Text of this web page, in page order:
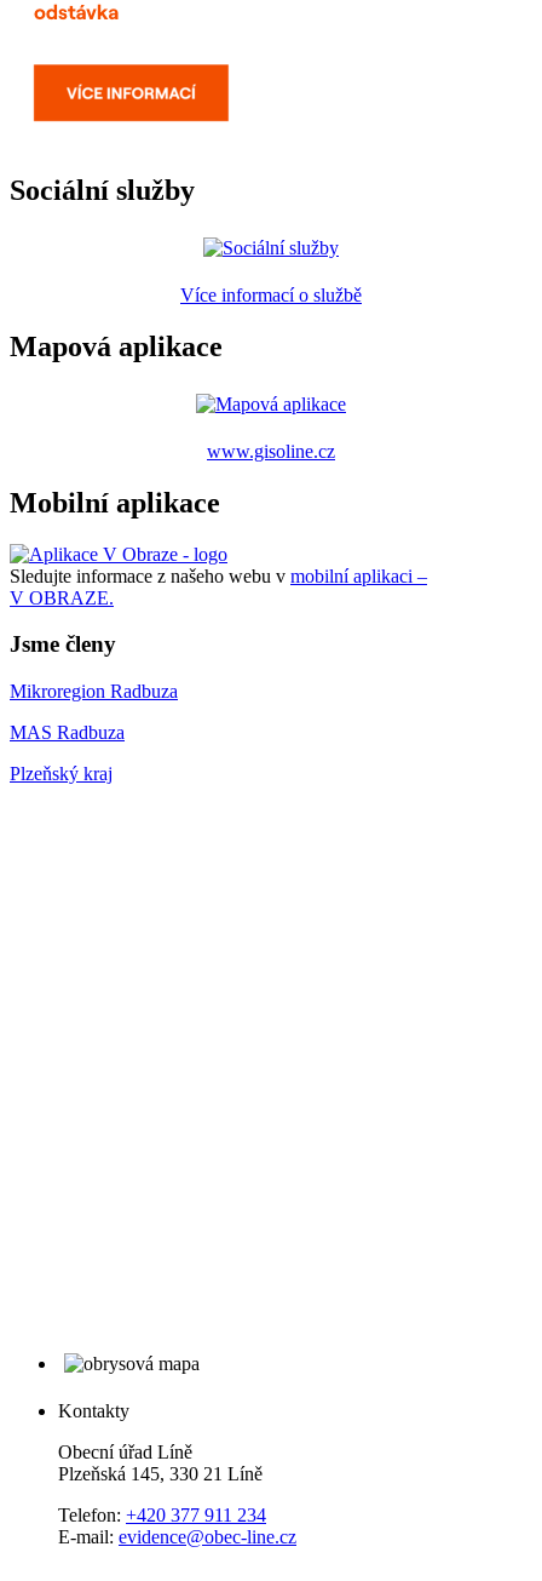
Sociální služby
Více informací o službě
Mapová aplikace
www.gisoline.cz
Mobilní aplikace
Sledujte informace z našeho webu v mobilní aplikaci –
V OBRAZE.
Jsme členy
Mikroregion Radbuza
MAS Radbuza
Plzeňský kraj
Kontakty
Obecní úřad Líně
Plzeňská 145, 330 21 Líně
Telefon: +420 377 911 234
E-mail: evidence@obec-line.cz